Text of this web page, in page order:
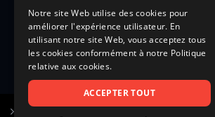
Notre site Web utilise des cookies pour
améliorer l'expérience utilisateur. En
utilisant notre site Web, vous acceptez tous
les cookies conformément à notre Politique
relative aux cookies.
ACCEPTER TOUT